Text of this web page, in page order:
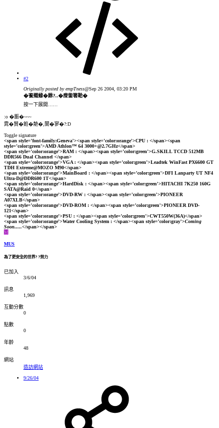
#2
Originally posted by empTness@Sep 26 2004, 03:20 PM
�餈撠蝝�銝?..�瘝鈭箸鞈�
按一下展開……
:o �脤�~~~
雿�賢�銋�靘�,閬�寥�?:D
Toggle signature
<span style='font-family:Geneva'><span style='color:orange'>CPU : </span><span
style='color:green'>AMD Athlon™ 64 3000+@2.7GHz</span>
<span style='color:orange'>RAM : </span><span style='color:green'>G.SKILL TCCD 512MB
DDR566 Dual Channel </span>
<span style='color:orange'>VGA : </span><span style='color:green'>Leadtek WinFast PX6600 GT
TDH Extreme@MOZO M90</span>
<span style='color:orange'>MainBoard : </span><span style='color:green'>DFI Lanparty UT NF4
Ultra-D@DDR600 1T</span>
<span style='color:orange'>HardDisk : </span><span style='color:green'>HITACHI 7K250 160G
SATA@Raid 0</span>
<span style='color:orange'>DVD-RW : </span><span style='color:green'>PIONEER
A07XLB</span>
<span style='color:orange'>DVD-ROM : </span><span style='color:green'>PIONEER DVD-
121</span>
<span style='color:orange'>PSU : </span><span style='color:green'>CWT550W(36A)</span>
<span style='color:orange'>Water Cooling System : </span><span style='color:gray'>Coming
Soon.....</span></span>
M
MUS
為了更安全的世界? ?努力
已加入
3/6/04
訊息
1,969
互動分數
0
點數
0
年齡
48
網站
造訪網站
9/26/04